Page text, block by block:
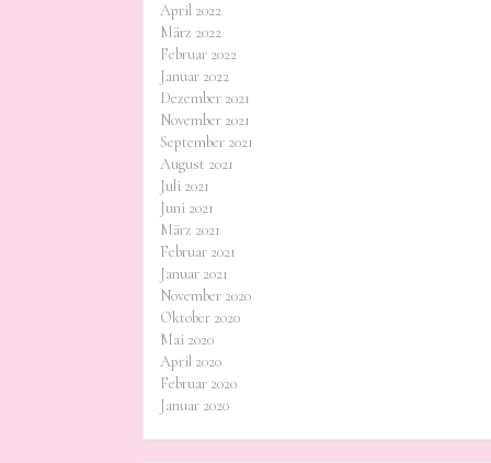
April 2022
März 2022
Februar 2022
Januar 2022
Dezember 2021
November 2021
September 2021
August 2021
Juli 2021
Juni 2021
März 2021
Februar 2021
Januar 2021
November 2020
Oktober 2020
Mai 2020
April 2020
Februar 2020
Januar 2020